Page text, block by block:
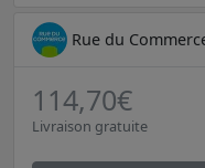
Rue du
114,70€
Livraison gratuite